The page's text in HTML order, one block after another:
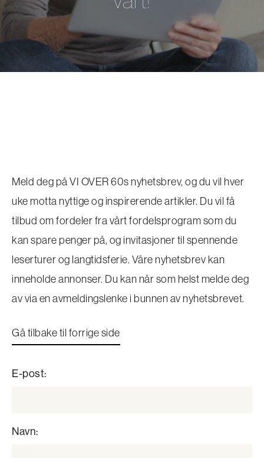
Meld deg på VI OVER 60s nyhetsbrev, og du vil hver
uke motta nyttige og inspirerende artikler. Du vil få
tilbud om fordeler fra vårt fordelsprogram som du
kan spare penger på, og invitasjoner til spennende
leserturer og langtidsferie. Våre nyhetsbrev kan
inneholde annonser. Du kan når som helst melde deg
av via en avmeldingslenke i bunnen av nyhetsbrevet.
Gå tilbake til forrige side
E-post:
Navn: